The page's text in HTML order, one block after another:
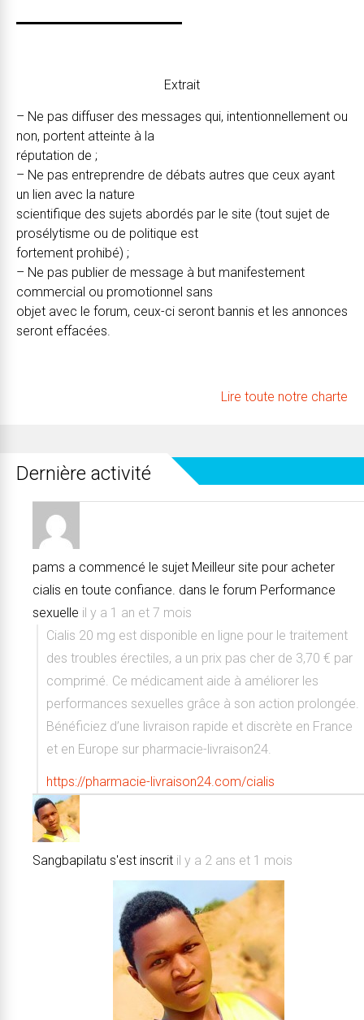
Extrait
– Ne pas diffuser des messages qui, intentionnellement ou
non, portent atteinte à la
réputation de ;
– Ne pas entreprendre de débats autres que ceux ayant
un lien avec la nature
scientifique des sujets abordés par le site (tout sujet de
prosélytisme ou de politique est
fortement prohibé) ;
– Ne pas publier de message à but manifestement
commercial ou promotionnel sans
objet avec le forum, ceux-ci seront bannis et les annonces
seront effacées.
Lire toute notre charte
Dernière activité
pams a commencé le sujet Meilleur site pour acheter
cialis en toute confiance. dans le forum Performance
sexuelle il y a 1 an et 7 mois
Cialis 20 mg est disponible en ligne pour le traitement
des troubles érectiles, a un prix pas cher de 3,70 € par
comprimé. Ce médicament aide à améliorer les
performances sexuelles grâce à son action prolongée.
Bénéficiez d’une livraison rapide et discrète en France
et en Europe sur pharmacie-livraison24.
https://pharmacie-livraison24.com/cialis
Sangbapilatu s'est inscrit il y a 2 ans et 1 mois